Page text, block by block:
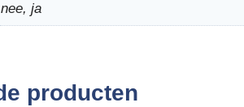
nee, ja
producten